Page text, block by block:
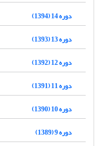
دوره 14 (1394)
دوره 13 (1393)
دوره 12 (1392)
دوره 11 (1391)
دوره 10 (1390)
دوره 9 (1389)